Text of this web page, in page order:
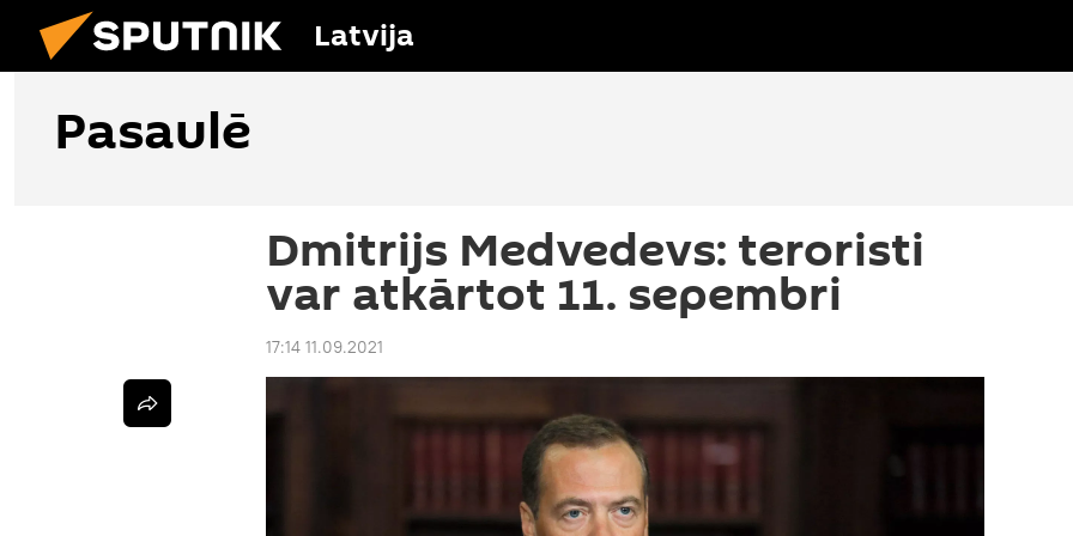
Latvija
Pasaulē
Dmitrijs Medvedevs: teroristi
var atkārtot 11. sepembri
17:14 11.09.2021